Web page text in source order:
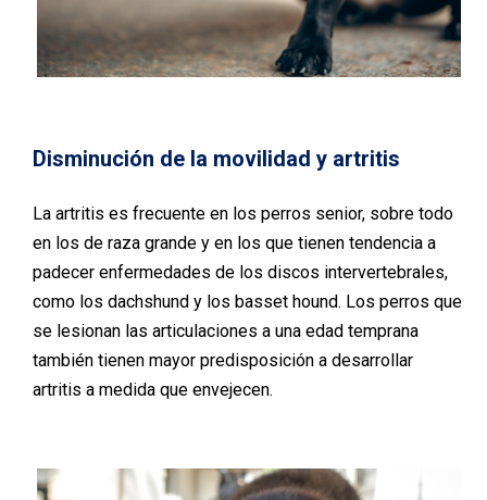
Disminución de la movilidad y artritis
La artritis es frecuente en los perros senior, sobre todo
en los de raza grande y en los que tienen tendencia a
padecer enfermedades de los discos intervertebrales,
como los dachshund y los basset hound. Los perros que
se lesionan las articulaciones a una edad temprana
también tienen mayor predisposición a desarrollar
artritis a medida que envejecen.